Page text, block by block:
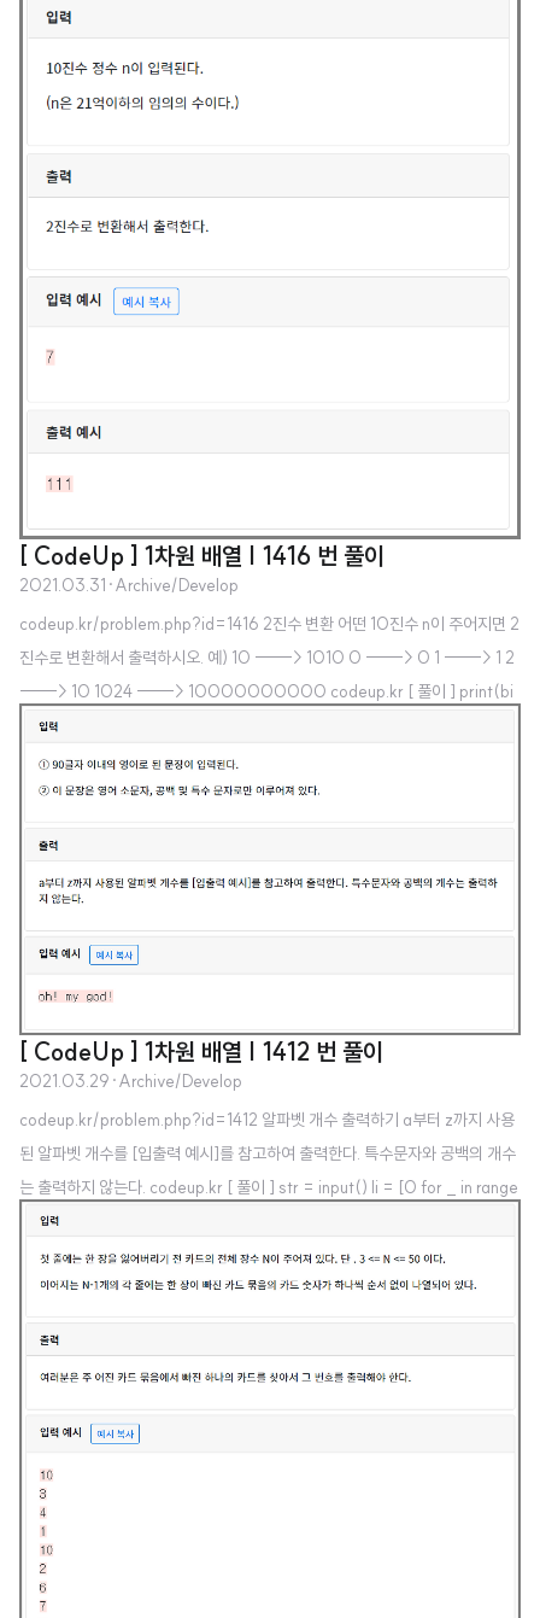
잘 codeup.kr [ 풀이 ] print(bin(int(input()))[2:])
[ CodeUp ] 1차원 배열 | 1416 번 풀이
2021.03.31 ·Archive/Develop
codeup.kr/problem.php?id=1416 2진수 변환 어떤 10진수 n이 주어지면 2
진수로 변환해서 출력하시오. 예) 10 -----> 1010 0 -----> 0 1 -----> 1 2
-----> 10 1024 -----> 10000000000 codeup.kr [ 풀이 ] print(bi
n(int(input()))[2:]) 파이썬 만세,,, ㅎㅎ
[ CodeUp ] 1차원 배열 | 1412 번 풀이
2021.03.29 ·Archive/Develop
codeup.kr/problem.php?id=1412 알파벳 개수 출력하기 a부터 z까지 사용
된 알파벳 개수를 [입출력 예시]를 참고하여 출력한다. 특수문자와 공백의 개수
는 출력하지 않는다. codeup.kr [ 풀이 ] str = input() li = [0 for _ in range
(26)] for i in str: if ord(i)-97>=0 and ord(i)-97='a' and i